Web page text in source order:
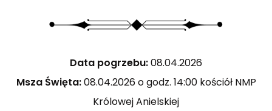
Data pogrzebu:08.04.2026
Msza Święta:08.04.2026 o godz. 14:00 kościół NMP
Królowej Anielskiej